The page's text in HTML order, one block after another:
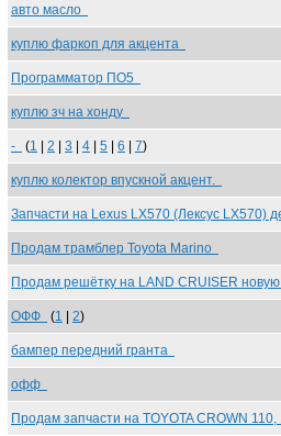
авто масло
куплю фаркоп для акцента
Программатор ПО5
куплю зч на хонду
- (1 2 3 4 5 6 7)
куплю колектор впускной акцент.
Запчасти на Lexus LX570 (Лексус LX570)
Продам трамблер Toyota Marino
Продам решётку на LAND CRUISER
ОФФ (1 2)
бампер передний гранта
офф
Продам запчасти на TOYOTA CROWN